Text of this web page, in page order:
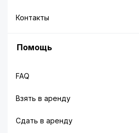
Контакты
Помощь
FAQ
Взять в аренду
Сдать в аренду